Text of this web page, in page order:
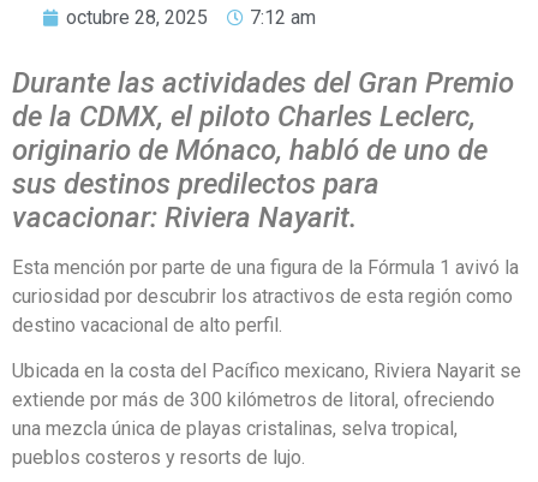
octubre 28, 2025 7:12 am
Durante las actividades del Gran Premio
de la CDMX, el piloto Charles Leclerc,
originario de Mónaco, habló de uno de
sus destinos predilectos para
vacacionar: Riviera Nayarit.
Esta mención por parte de una figura de la Fórmula 1 avivó la
curiosidad por descubrir los atractivos de esta región como
destino vacacional de alto perfil.
Ubicada en la costa del Pacífico mexicano, Riviera Nayarit se
extiende por más de 300 kilómetros de litoral, ofreciendo
una mezcla única de playas cristalinas, selva tropical,
pueblos costeros y resorts de lujo.